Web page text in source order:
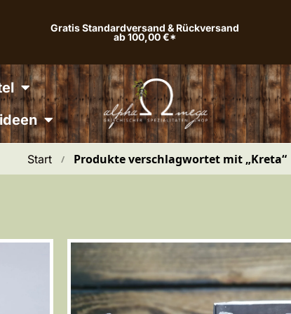
Gratis Standardversand & Rückversand
ab 100,00 €*
Start / Produkte verschlagwortet mit „Kreta“